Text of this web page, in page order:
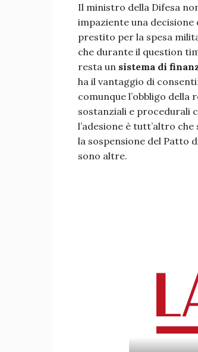
Il ministro della Difesa
impaziente una decisione
prestito per la spesa
che durante il question
resta un sistema di
ha il vantaggio di
comunque l’obbligo
sostanziali e procedurali
l’adesione è tutt’altro
la sospensione del Patto
sono altre.